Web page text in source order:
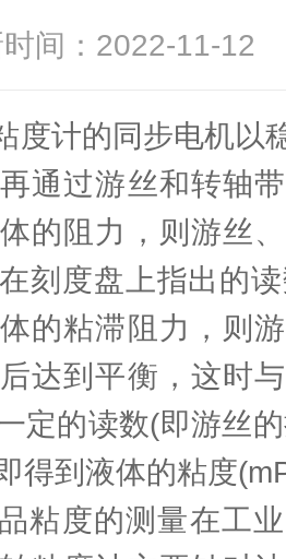
时间：2022-11-
度计的同步电机以
通过游丝和转轴
的阻力，则游丝
刻度盘上指出的
的粘滞阻力，则
达到平衡，这时
定的读数(即游丝
得到液体的粘度
度的测量在工业